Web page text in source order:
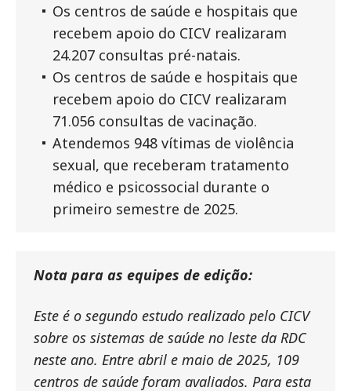
Os centros de saúde e hospitais que
recebem apoio do CICV realizaram
24.207 consultas pré-natais.
Os centros de saúde e hospitais que
recebem apoio do CICV realizaram
71.056 consultas de vacinação.
Atendemos 948 vítimas de violência
sexual, que receberam tratamento
médico e psicossocial durante o
primeiro semestre de 2025.
Nota para as equipes de edição:
Este é o segundo estudo realizado pelo CICV
sobre os sistemas de saúde no leste da RDC
neste ano. Entre abril e maio de 2025, 109
centros de saúde foram avaliados. Para esta